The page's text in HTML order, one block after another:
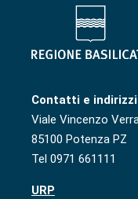
Contatti e indirizzi
Viale Vincenzo
85100 Potenza PZ
Tel 0971 661111
URP